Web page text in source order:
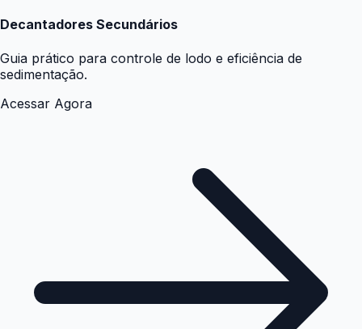
Decantadores Secundários
Guia prático para controle de lodo e eficiência de
sedimentação.
Acessar Agora